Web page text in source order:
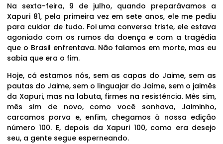
Na sexta-feira, 9 de julho, quando preparávamos a
Xapuri 81, pela primeira vez em sete anos, ele me pediu
para cuidar de tudo. Foi uma conversa triste, ele estava
agoniado com os rumos da doença e com a tragédia
que o Brasil enfrentava. Não falamos em morte, mas eu
sabia que era o fim.
Hoje, cá estamos nós, sem as capas do Jaime, sem as
pautas do Jaime, sem o linguajar do Jaime, sem o jaimês
da Xapuri, mas na labuta, firmes na resistência. Mês sim,
mês sim de novo, como você sonhava, Jaiminho,
carcamos porva e, enfim, chegamos à nossa edição
número 100. E, depois da Xapuri 100, como era desejo
seu, a gente segue esperneando.